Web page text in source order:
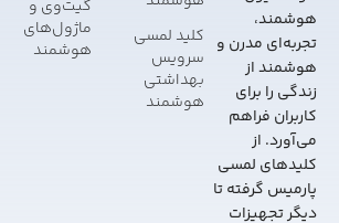
هوشمند،
تجربه‌ای مدرن و
هوشمند از
زندگی را برای
کاربران فراهم
می‌آورد. از
کلیدهای لمسی
پارمیس گرفته تا
دیگر تجهیزات
کلید لمسی
سرویس
بهداشتی
هوشمند
گیت‌وی و
ماژول‌های
هوشمند